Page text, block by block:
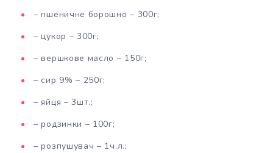
– пшеничне борошно – 300г;
– цукор – 300г;
– вершкове масло – 150г;
– сир 9% – 250г;
– яйця – 3шт.;
– родзинки – 100г;
– розпушувач – 1ч.л.;